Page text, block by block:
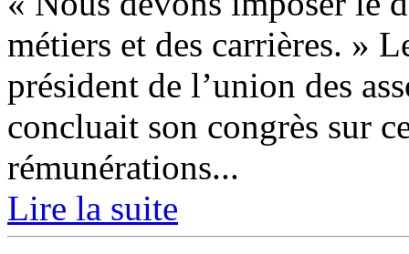
métiers et des carrières. »
président de l’union des
concluait son congrès sur
rémunérations...
Lire la suite